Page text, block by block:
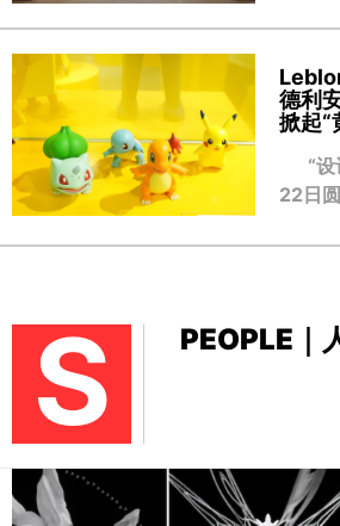
德利
掀起“
“设
22日
S PEOPLE｜